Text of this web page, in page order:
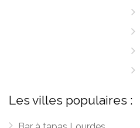
Les villes populaires :